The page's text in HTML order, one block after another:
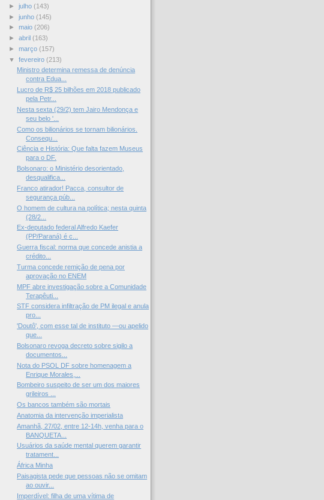
► julho (143)
► junho (145)
► maio (206)
► abril (163)
► março (157)
▼ fevereiro (213)
Ministro determina remessa de denúncia
contra Edua...
Lucro de R$ 25 bilhões em 2018 publicado
pela Petr...
Nesta sexta (29/2) tem Jairo Mendonça e
seu belo '...
Como os bilionários se tornam bilionários.
Consequ...
Ciência e História: Que falta fazem Museus
para o DF.
Bolsonaro: o Ministério desorientado,
desqualifica...
Franco atirador! Pacca, consultor de
segurança púb...
O homem de cultura na política; nesta quinta
(28/2...
Ex-deputado federal Alfredo Kaefer
(PP/Paraná) é c...
Guerra fiscal: norma que concede anistia a
crédito...
Turma concede remição de pena por
aprovação no ENEM
MPF abre investigação sobre a Comunidade
Terapêuti...
STF considera infiltração de PM ilegal e anula
pro...
'Doutô', com esse tal de instituto —ou apelido
que...
Bolsonaro revoga decreto sobre sigilo a
documentos...
Nota do PSOL DF sobre homenagem a
Enrique Morales,...
Bombeiro suspeito de ser um dos maiores
grileiros ...
Os bancos também são mortais
Anatomia da intervenção imperialista
Amanhã, 27/02, entre 12-14h, venha para o
BANQUETA...
Usuários da saúde mental querem garantir
tratament...
África Minha
Paisagista pede que pessoas não se omitam
ao ouvir...
Imperdível: filha de uma vítima de